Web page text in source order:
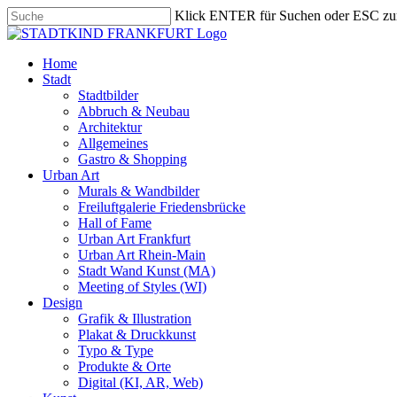
Skip
to
content
Klick ENTER für Suchen oder ESC
Close
search
Menu
Home
Stadt
Stadtbilder
Abbruch & Neubau
Architektur
Allgemeines
Gastro & Shopping
Urban Art
Murals & Wandbilder
Freiluftgalerie Friedensbrücke
Hall of Fame
Urban Art Frankfurt
Urban Art Rhein-Main
Stadt Wand Kunst (MA)
Meeting of Styles (WI)
Design
Grafik & Illustration
Plakat & Druckkunst
Typo & Type
Produkte & Orte
Digital (KI, AR, Web)